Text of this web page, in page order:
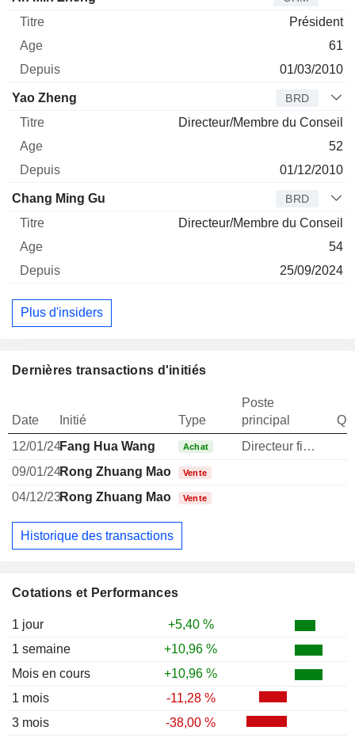
Cotations et Performances
1 jour
+5,40 %
1 semaine
+10,96 %
Mois en cours
+10,96 %
1 mois
-11,28 %
3 mois
-38,00 %
Président
61
01/03/2010
Yao Zheng BRD
Directeur/Membre du Conseil
52
01/12/2010
Chang Ming Gu BRD
Directeur/Membre du Conseil
54
25/09/2024
Plus d'insiders
Dernières transactions d'initiés
Date Initié Type
Poste
principal
12/01/24Fang Hua Wang Achat Directeur financier
09/01/24Rong Zhuang Mao Vente
04/12/23Rong Zhuang Mao Vente
Historique des transactions